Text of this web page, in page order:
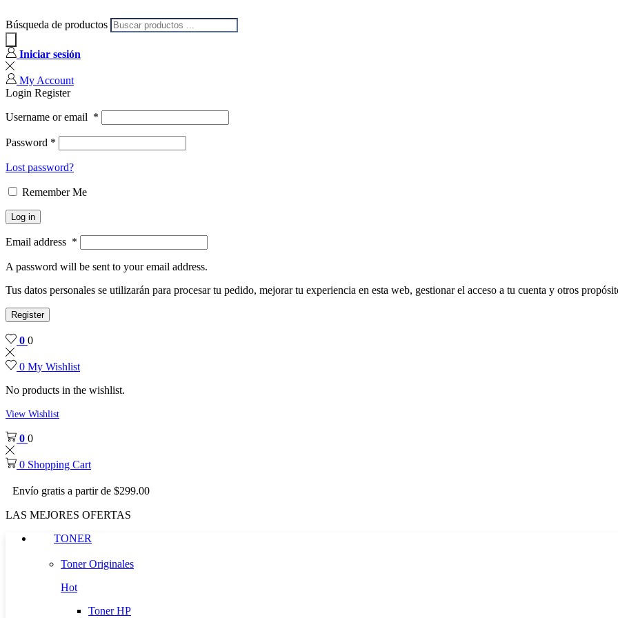
Búsqueda de productos
Iniciar sesión
My Account
Login Register
Username or email *
Password *
Lost password?
Remember Me
Log in
Email address *
A password will be sent to your email address.
Tus datos personales se utilizarán para procesar tu pedido, mejorar tu experiencia en esta web, gestionar el acceso a tu cuenta y otros
Register
0 0
0 My Wishlist
No products in the wishlist.
View Wishlist
0 0
0 Shopping Cart
Envío gratis a partir de $299.00
LAS MEJORES OFERTAS
TONER
Toner Originales
Hot
Toner HP